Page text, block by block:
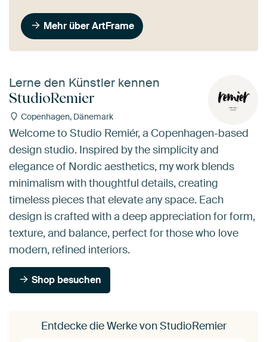
Mehr über ArtFrame
Lerne den Künstler kennen
StudioRemier
Copenhagen, Dänemark
Welcome to Studio Remiér, a Copenhagen-based
design studio. Inspired by the simplicity and
elegance of Nordic aesthetics, my work blends
minimalism with thoughtful details, creating
timeless pieces that elevate any space. Each
design is crafted with a deep appreciation for form,
texture, and balance, perfect for those who love
modern, refined interiors.
Shop besuchen
Entdecke die Werke von StudioRemier